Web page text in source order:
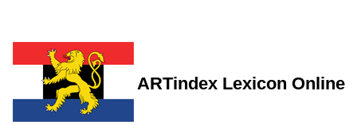
ARTindex Lexicon Online